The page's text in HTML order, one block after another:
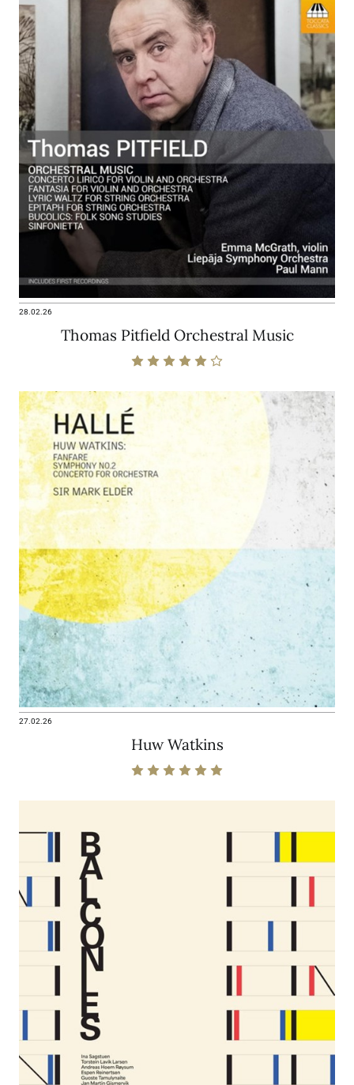
28.02.26
Thomas Pitfield Orchestral Music
27.02.26
Huw Watkins